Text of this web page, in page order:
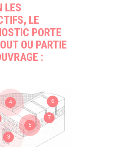
LES
LE
PORTE
OU PARTIE
:
3
4
5
6
7